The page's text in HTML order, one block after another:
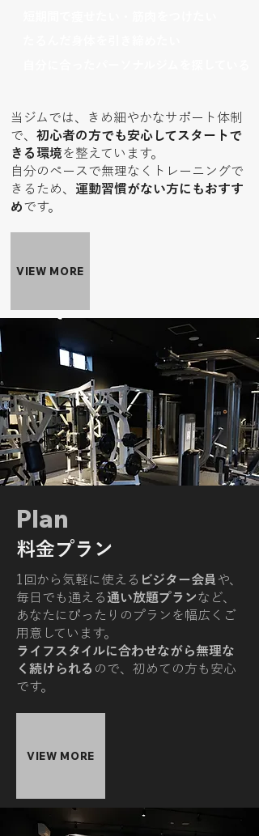
当ジムでは、きめ細やかなサポート体制
で、 初心者の方でも安心してスタートで
きる環境を整えています。
自分のペースで無理なくトレーニングで
きるため、 運動習慣がない方にもおすす
めです。
VIEW MORE
Plan
料金プラン
1回から気軽に使える ビジター会員 や、
毎日でも通える 通い放題プランなど、
あなたにぴったりのプランを幅広くご
用意しています。
ライフスタイルに合わせながら無理な
く続けられる ので、初めての方も安心
です。
VIEW MORE